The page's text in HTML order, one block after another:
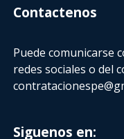
Contactenos
Puede comunicarse
redes sociales o del
Siguenos en: